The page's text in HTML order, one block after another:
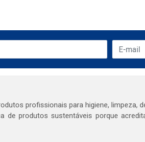
profissionais para higiene, limpeza,
de produtos sustentáveis porque